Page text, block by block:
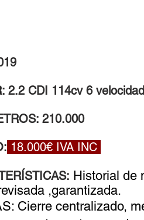
2.2 CDI 114cv 6
210.000
18.000€ IVA INC
Historial de
,garantizada.
Cierre centralizado,